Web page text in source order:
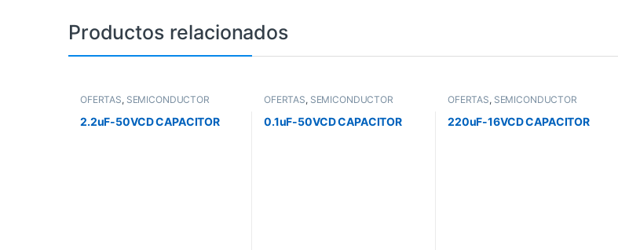
Productos relacionados
OFERTAS, SEMICONDUCTOR
2.2uF-50VCD CAPACITOR
OFERTAS, SEMICONDUCTOR
0.1uF-50VCD CAPACITOR
OFERTAS, SEMICONDUCTOR
220uF-16VCD CAPACITOR